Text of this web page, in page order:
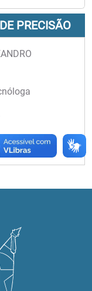
PRECISÃO